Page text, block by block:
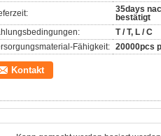
35days
bestätigt
T / T, L / C
Fähigkeit: 20000pcs
Kontakt